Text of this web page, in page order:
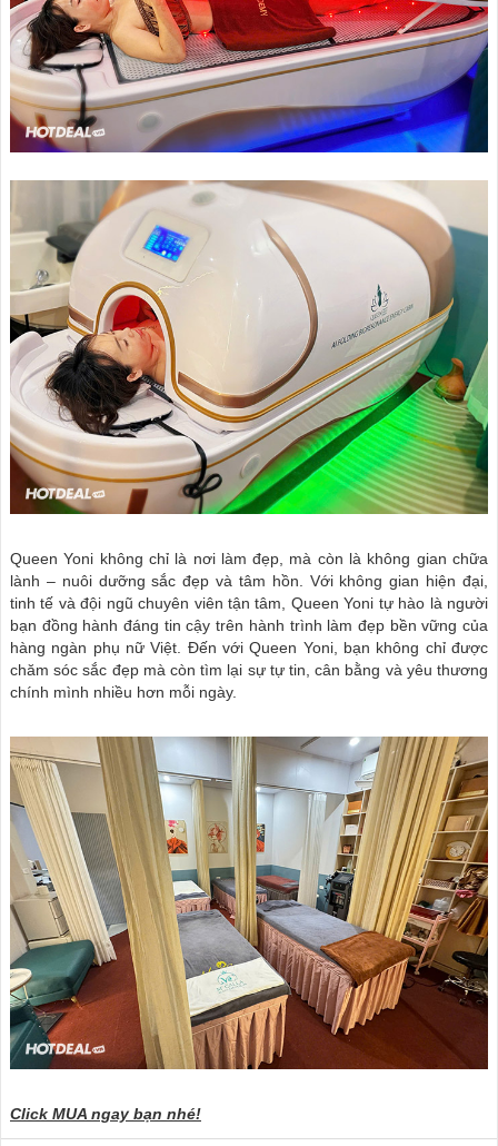
Queen Yoni không chỉ là nơi làm đẹp, mà còn là không gian chữa
lành – nuôi dưỡng sắc đẹp và tâm hồn. Với không gian hiện đại,
tinh tế và đội ngũ chuyên viên tận tâm, Queen Yoni tự hào là người
bạn đồng hành đáng tin cậy trên hành trình làm đẹp bền vững của
hàng ngàn phụ nữ Việt. Đến với Queen Yoni, bạn không chỉ được
chăm sóc sắc đẹp mà còn tìm lại sự tự tin, cân bằng và yêu thương
chính mình nhiều hơn mỗi ngày.
Click MUA ngay bạn nhé!